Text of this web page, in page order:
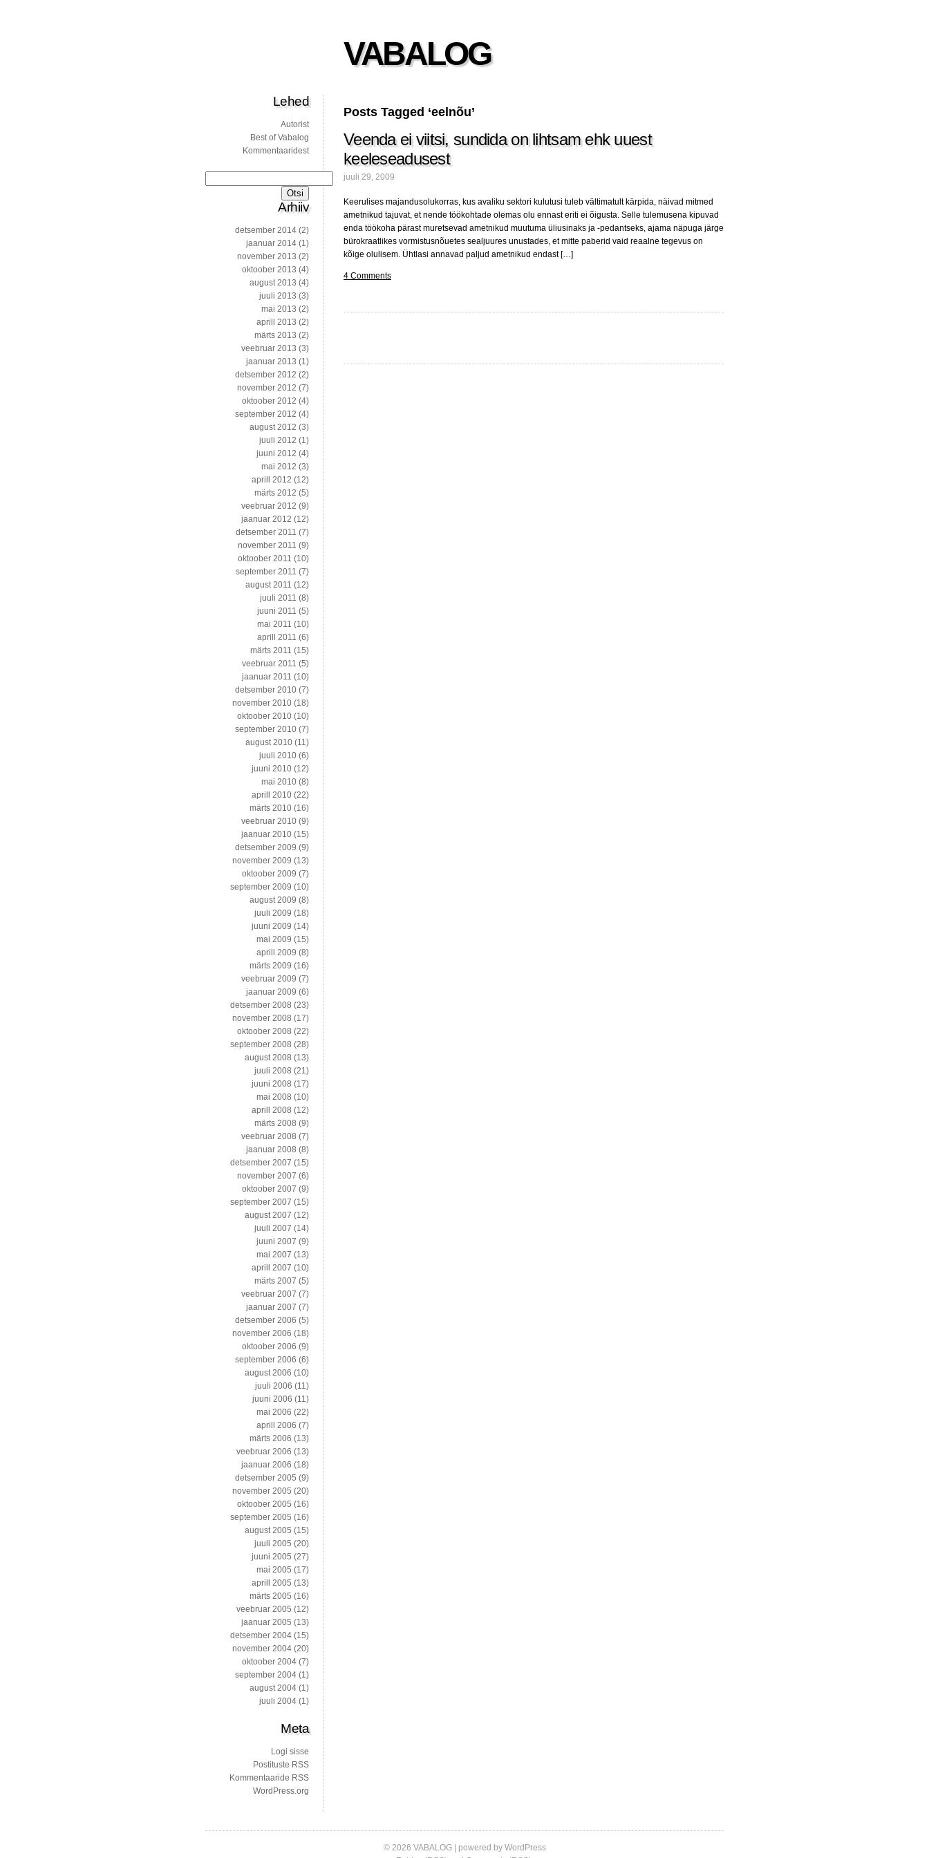
VABALOG
Posts Tagged ‘eelnõu’
Veenda ei viitsi, sundida on lihtsam ehk uuest
keeleseadusest
juuli 29, 2009
Keerulises majandusolukorras, kus avaliku sektori kulutusi tuleb vältimatult kärpida, näivad mitmed
ametnikud tajuvat, et nende töökohtade olemas olu ennast eriti ei õigusta. Selle tulemusena kipuvad
enda töökoha pärast muretsevad ametnikud muutuma üliusinaks ja -pedantseks, ajama näpuga järge
bürokraatlikes vormistusnõuetes sealjuures unustades, et mitte paberid vaid reaalne tegevus on
kõige olulisem. Ühtlasi annavad paljud ametnikud endast […]
4 Comments
Lehed
Autorist
Best of Vabalog
Kommentaaridest
Arhiiv
detsember 2014 (2)
jaanuar 2014 (1)
november 2013 (2)
oktoober 2013 (4)
august 2013 (4)
juuli 2013 (3)
mai 2013 (2)
aprill 2013 (2)
märts 2013 (2)
veebruar 2013 (3)
jaanuar 2013 (1)
detsember 2012 (2)
november 2012 (7)
oktoober 2012 (4)
september 2012 (4)
august 2012 (3)
juuli 2012 (1)
juuni 2012 (4)
mai 2012 (3)
aprill 2012 (12)
märts 2012 (5)
veebruar 2012 (9)
jaanuar 2012 (12)
detsember 2011 (7)
november 2011 (9)
oktoober 2011 (10)
september 2011 (7)
august 2011 (12)
juuli 2011 (8)
juuni 2011 (5)
mai 2011 (10)
aprill 2011 (6)
märts 2011 (15)
veebruar 2011 (5)
jaanuar 2011 (10)
detsember 2010 (7)
november 2010 (18)
oktoober 2010 (10)
september 2010 (7)
august 2010 (11)
juuli 2010 (6)
juuni 2010 (12)
mai 2010 (8)
aprill 2010 (22)
märts 2010 (16)
veebruar 2010 (9)
jaanuar 2010 (15)
detsember 2009 (9)
november 2009 (13)
oktoober 2009 (7)
september 2009 (10)
august 2009 (8)
juuli 2009 (18)
juuni 2009 (14)
mai 2009 (15)
aprill 2009 (8)
märts 2009 (16)
veebruar 2009 (7)
jaanuar 2009 (6)
detsember 2008 (23)
november 2008 (17)
oktoober 2008 (22)
september 2008 (28)
august 2008 (13)
juuli 2008 (21)
juuni 2008 (17)
mai 2008 (10)
aprill 2008 (12)
märts 2008 (9)
veebruar 2008 (7)
jaanuar 2008 (8)
detsember 2007 (15)
november 2007 (6)
oktoober 2007 (9)
september 2007 (15)
august 2007 (12)
juuli 2007 (14)
juuni 2007 (9)
mai 2007 (13)
aprill 2007 (10)
märts 2007 (5)
veebruar 2007 (7)
jaanuar 2007 (7)
detsember 2006 (5)
november 2006 (18)
oktoober 2006 (9)
september 2006 (6)
august 2006 (10)
juuli 2006 (11)
juuni 2006 (11)
mai 2006 (22)
aprill 2006 (7)
märts 2006 (13)
veebruar 2006 (13)
jaanuar 2006 (18)
detsember 2005 (9)
november 2005 (20)
oktoober 2005 (16)
september 2005 (16)
august 2005 (15)
juuli 2005 (20)
juuni 2005 (27)
mai 2005 (17)
aprill 2005 (13)
märts 2005 (16)
veebruar 2005 (12)
jaanuar 2005 (13)
detsember 2004 (15)
november 2004 (20)
oktoober 2004 (7)
september 2004 (1)
august 2004 (1)
juuli 2004 (1)
Meta
Logi sisse
Postituste RSS
Kommentaaride RSS
WordPress.org
© 2026 VABALOG | powered by WordPress